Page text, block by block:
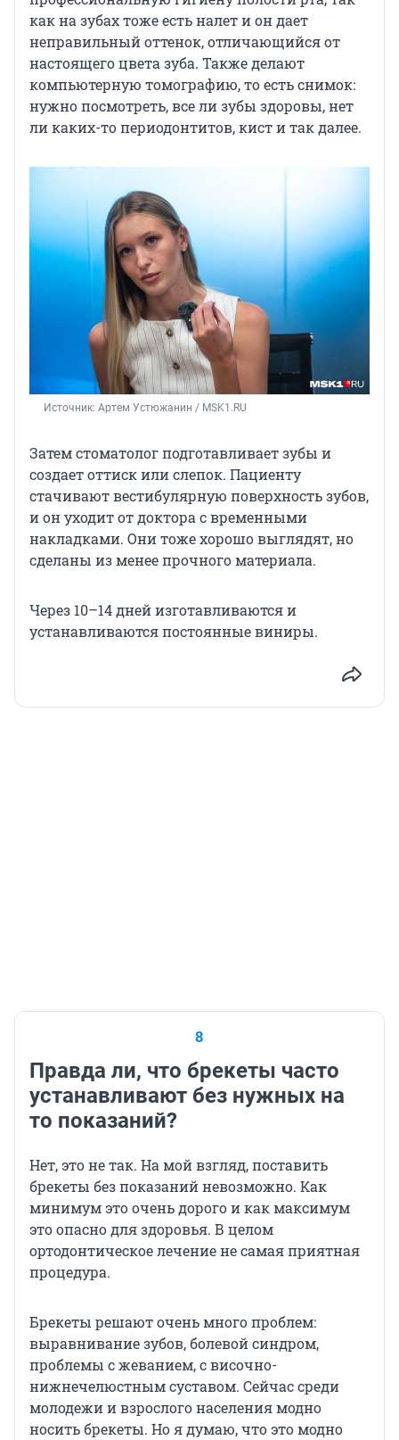
как на зубах тоже есть налет и он дает
неправильный оттенок, отличающийся от
настоящего цвета зуба. Также делают
компьютерную томографию, то есть снимок:
нужно посмотреть, все ли зубы здоровы, нет
ли каких-то периодонтитов, кист и так далее.
Источник: Артем Устюжанин / MSK1.RU
Затем стоматолог подготавливает зубы и
создает оттиск или слепок. Пациенту
стачивают вестибулярную поверхность зубов,
и он уходит от доктора с временными
накладками. Они тоже хорошо выглядят, но
сделаны из менее прочного материала.
Через 10–14 дней изготавливаются и
устанавливаются постоянные виниры.
8
Правда ли, что брекеты часто
устанавливают без нужных на
то показаний?
Нет, это не так. На мой взгляд, поставить
брекеты без показаний невозможно. Как
минимум это очень дорого и как максимум
это опасно для здоровья. В целом
ортодонтическое лечение не самая приятная
процедура.
Брекеты решают очень много проблем:
выравнивание зубов, болевой синдром,
проблемы с жеванием, с височно-
нижнечелюстным суставом. Сейчас среди
молодежи и взрослого населения модно
носить брекеты. Но я думаю, что это модно